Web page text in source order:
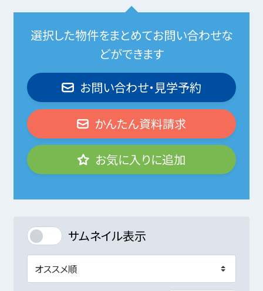
選択した物件をまとめてお問い合わせな
どができます
お問い合わせ・見学予約
かんたん資料請求
お気に入りに追加
サムネイル表示